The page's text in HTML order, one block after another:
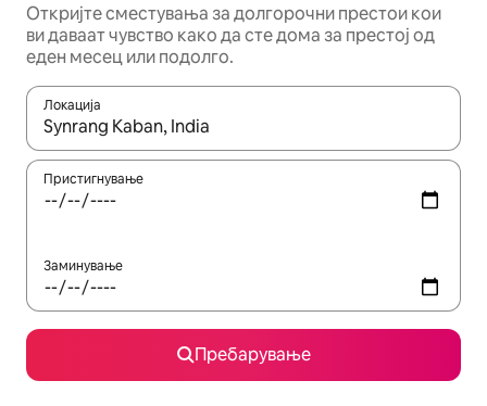
Откријте сместувања за долгорочни престои кои
ви даваат чувство како да сте дома за престој од
еден месец или подолго.
Локација
Кога резултатите се достапни, движете се со копчињата
Пристигнување
Заминување
Пребарување